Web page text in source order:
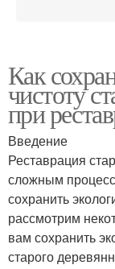
Чистые
Как
чистоту
при
Введение
Реставрация
сложным
сохранить
рассмотрим
вам сохранить
старого